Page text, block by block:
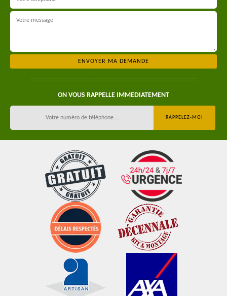
ON VOUS RAPPELLE IMMEDIATEMENT